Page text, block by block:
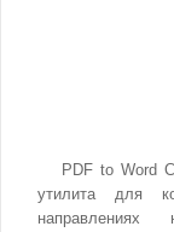
PDF to Word
утилита для